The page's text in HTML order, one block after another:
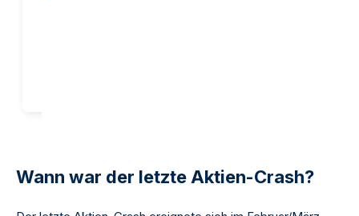
Wann war der letzte Aktien-Crash?